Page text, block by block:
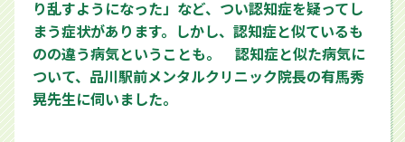
り乱すようになった」など、つい認知症を疑ってし
まう症状があります。しかし、認知症と似ているも
のの違う病気ということも。 認知症と似た病気に
ついて、品川駅前メンタルクリニック院長の有馬秀
晃先生に伺いました。